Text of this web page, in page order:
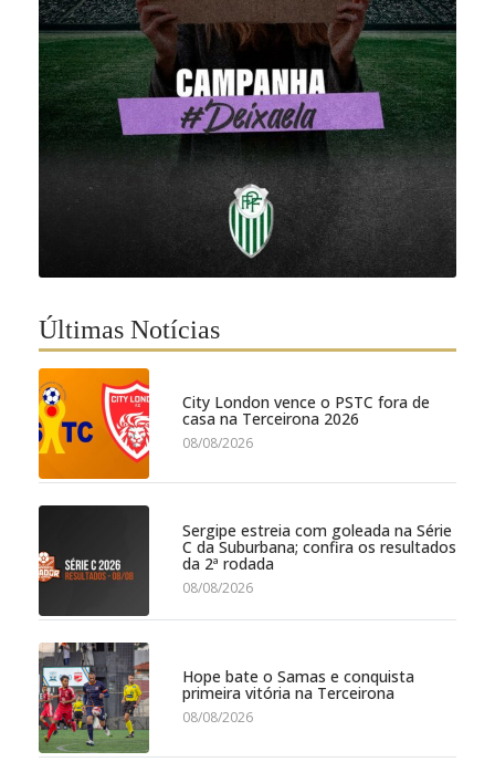
Últimas Notícias
City London vence o PSTC fora de
casa na Terceirona 2026
08/08/2026
Sergipe estreia com goleada na Série
C da Suburbana; confira os resultados
da 2ª rodada
08/08/2026
Hope bate o Samas e conquista
primeira vitória na Terceirona
08/08/2026